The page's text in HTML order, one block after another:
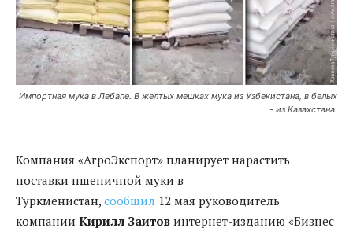
Импортная мука в Лебапе. В желтых мешках мука из Узбекистана, в белых
- из Казахстана.
Компания «АгроЭкспорт» планирует нарастить
поставки пшеничной муки в
Туркменистан, сообщил 12 мая руководитель
компании Кирилл Заитов интернет-изданию «Бизнес